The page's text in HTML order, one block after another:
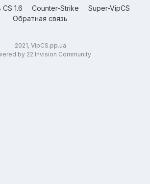
1.6 Counter-Strike
Super-VipCS
Обратная связь
2021, VipCS.pp.ua
by 22 Invision Community